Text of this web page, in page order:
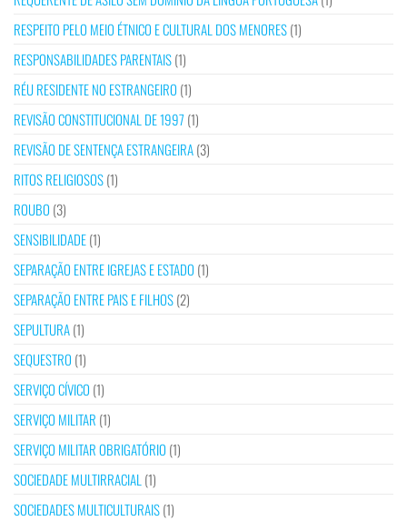
RESPEITO PELO MEIO ÉTNICO E CULTURAL DOS MENORES(1)
RESPONSABILIDADES PARENTAIS(1)
RÉU RESIDENTE NO ESTRANGEIRO (1)
REVISÃO CONSTITUCIONAL DE 1997 (1)
REVISÃO DE SENTENÇA ESTRANGEIRA(3)
RITOS RELIGIOSOS(1)
ROUBO (3)
SENSIBILIDADE(1)
SEPARAÇÃO ENTRE IGREJAS E ESTADO (1)
SEPARAÇÃO ENTRE PAIS E FILHOS(2)
SEPULTURA(1)
SEQUESTRO (1)
SERVIÇO CÍVICO (1)
SERVIÇO MILITAR (1)
SERVIÇO MILITAR OBRIGATÓRIO (1)
SOCIEDADE MULTIRRACIAL (1)
SOCIEDADES MULTICULTURAIS(1)